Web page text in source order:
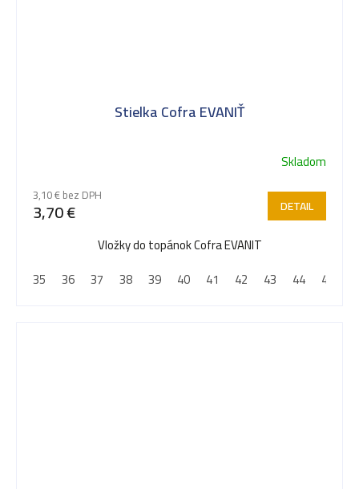
Stielka Cofra EVANIŤ
Skladom
3,10 € bez DPH
3,70 € DETAIL
Vložky do topánok Cofra EVANIT
35
36 37 38 39 40 41 42 43 44 45